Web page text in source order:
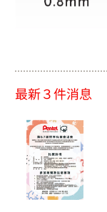
最新３件消息